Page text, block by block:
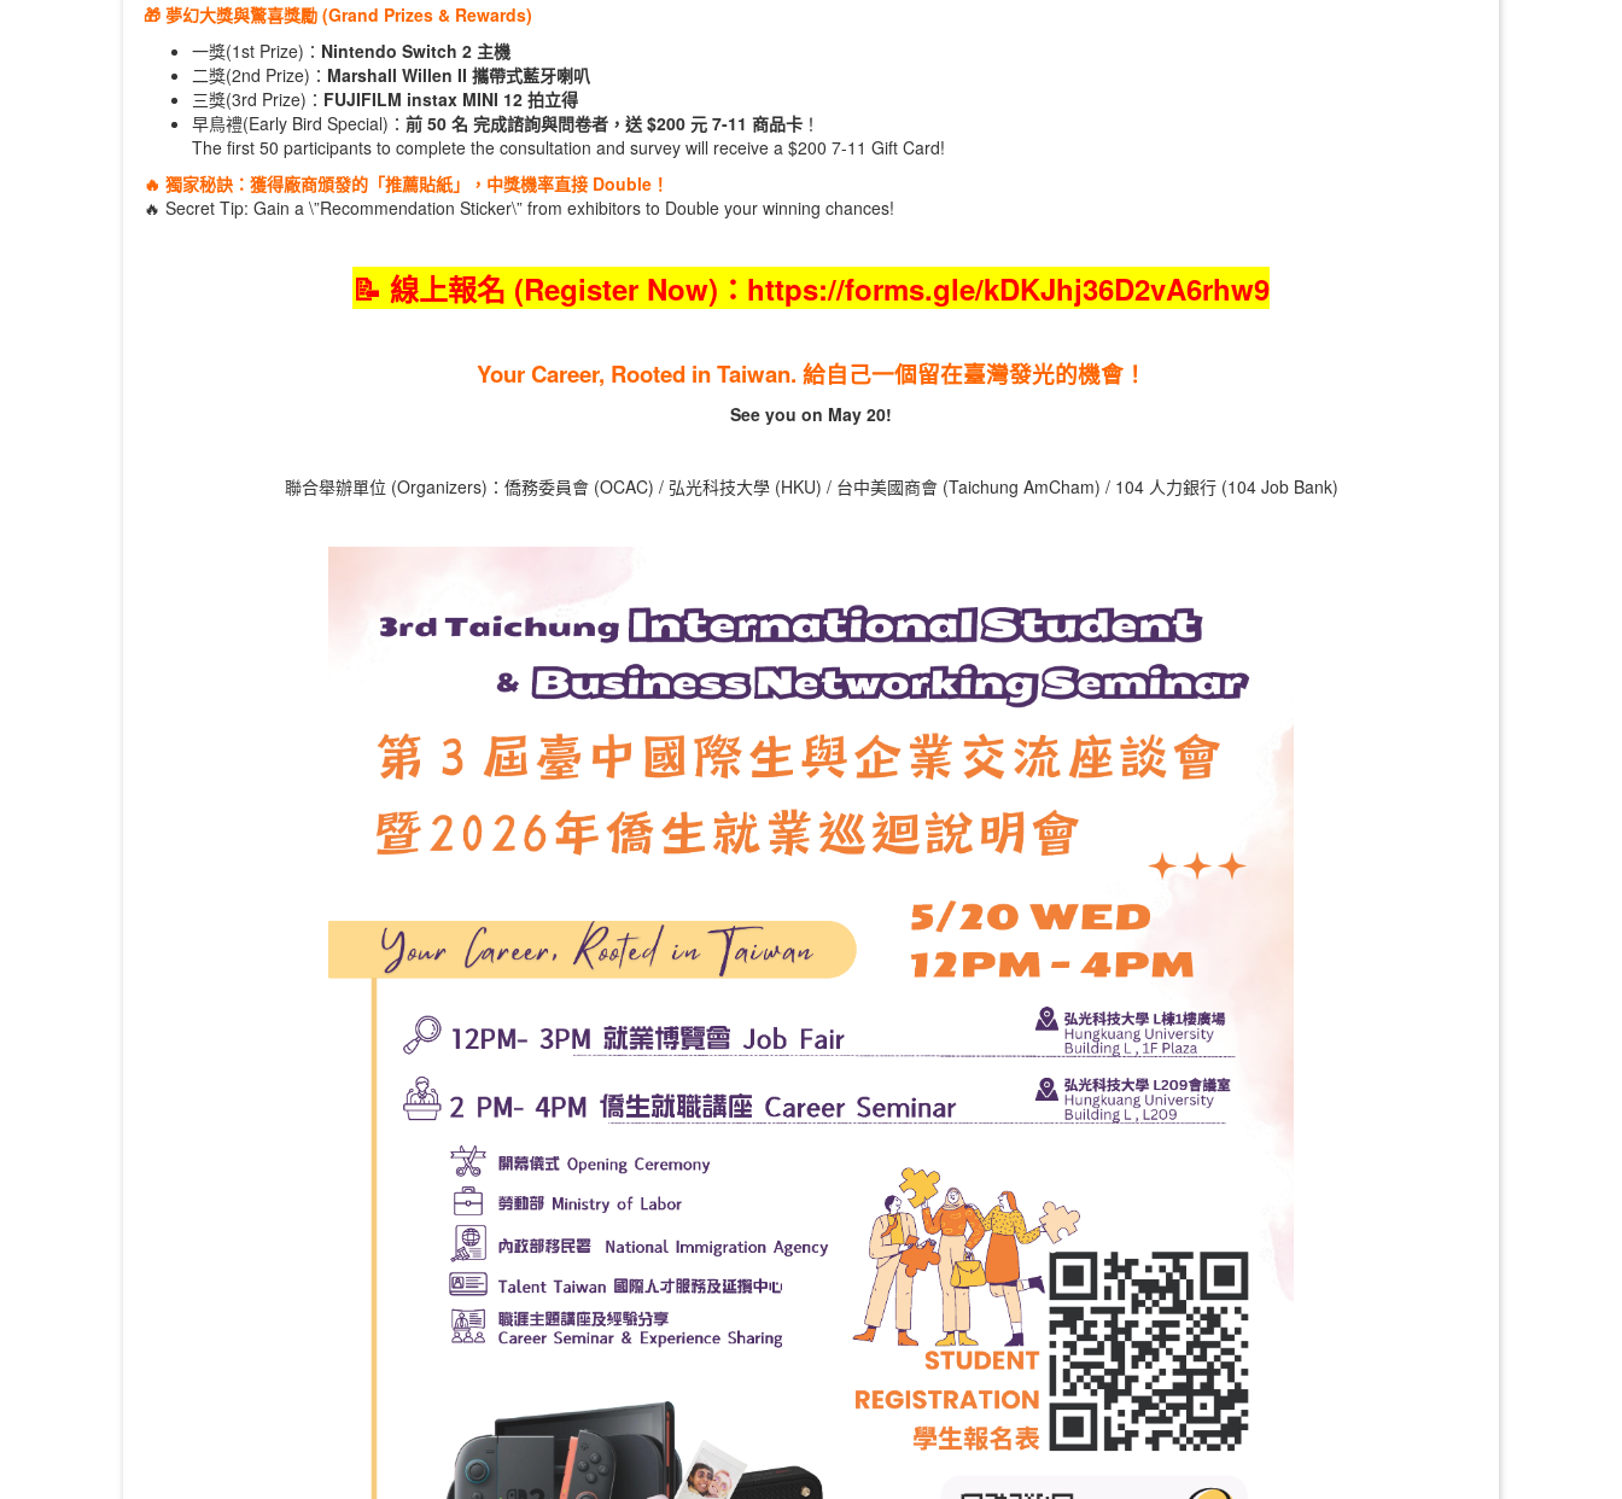
🎁 夢幻大獎與驚喜獎勵 (Grand Prizes & Rewards)
一獎(1st Prize)： Nintendo Switch 2 主機
二獎(2nd Prize)： Marshall Willen II 攜帶式藍牙喇叭
三獎(3rd Prize)： FUJIFILM instax MINI 12 拍立得
早鳥禮(Early Bird Special)： 前 50 名 完成諮詢與問卷者，送 $200 元 7-11 商品卡！
The first 50 participants to complete the consultation and survey will receive a $200 7-11 Gift Card!
🔥 獨家秘訣：獲得廠商頒發的「推薦貼紙」，中獎機率直接 Double！
🔥 Secret Tip: Gain a \”Recommendation Sticker\” from exhibitors to Double your winning chances!
📝 線上報名 (Register Now)： https://forms.gle/kDKJhj36D2vA6rhw9
Your Career, Rooted in Taiwan. 給自己一個留在臺灣發光的機會！
See you on May 20!
聯合舉辦單位 (Organizers)：僑務委員會 (OCAC) / 弘光科技大學 (HKU) / 台中美國商會 (Taichung AmCham) / 104 人力銀行 (104 Job Bank)